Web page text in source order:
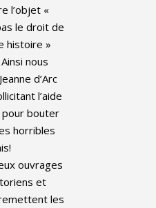
l’objet «
le droit de
histoire »
nous
d’Arc
l’aide
pour bouter
horribles
ouvrages
et
les